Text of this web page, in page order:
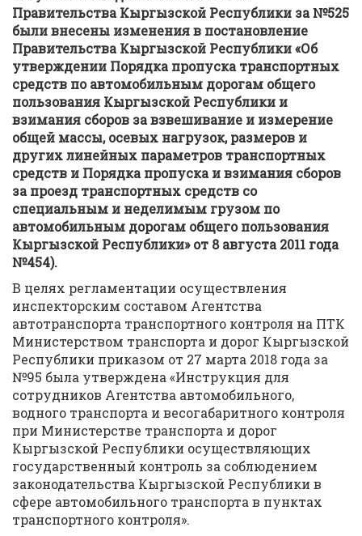
Правительства Кыргызской Республики за №525
были внесены изменения в постановление
Правительства Кыргызской Республики «Об
утверждении Порядка пропуска транспортных
средств по автомобильным дорогам общего
пользования Кыргызской Республики и
взимания сборов за взвешивание и измерение
общей массы, осевых нагрузок, размеров и
других линейных параметров транспортных
средств и Порядка пропуска и взимания сборов
за проезд транспортных средств со
специальным и неделимым грузом по
автомобильным дорогам общего пользования
Кыргызской Республики» от 8 августа 2011 года
№454).
В целях регламентации осуществления
инспекторским составом Агентства
автотранспорта транспортного контроля на ПТК
Министерством транспорта и дорог Кыргызской
Республики приказом от 27 марта 2018 года за
№95 была утверждена «Инструкция для
сотрудников Агентства автомобильного,
водного транспорта и весогабаритного контроля
при Министерстве транспорта и дорог
Кыргызской Республики осуществляющих
государственный контроль за соблюдением
законодательства Кыргызской Республики в
сфере автомобильного транспорта в пунктах
транспортного контроля».